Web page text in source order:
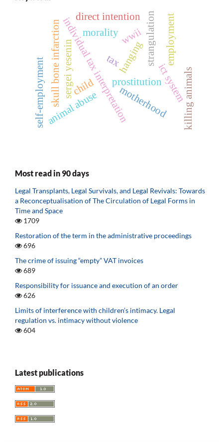
prostitution
tax
individual tax interpretation
morality
sergei yesenin hangingstrangulation
skull bone infarction child motherhoodict system
employment
killing animals
animal abuse
direct intention
wwii
self-employment
Most read in 90 days
Legal Transplants, Legal Survivals, and Legal Revivals: Towards
a Reconceptualisation of The Circulation of Legal Forms in
Time and Space
1709
Restoration of the term in the administrative proceedings
696
The crime of issuing “empty” VAT invoices
689
Responsibility for issuance and execution of an order
626
Limits of interference with children’s intimacy. Legal
regulation vs. intimacy without violence
604
Latest publications